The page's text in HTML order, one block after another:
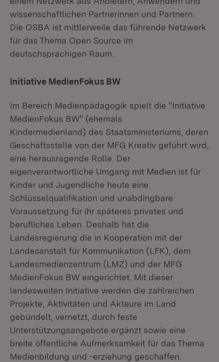
wissenschaftlichen Partnerinnen und Partnern.
Die OSBA ist mittlerweile das führende Netzwerk
für das Thema Open Source im
deutschsprachigen Raum.
Initiative MedienFokus BW
Im Bereich Medienpädagogik spielt die "Initiative
MedienFokus BW" (ehemals
Kindermedienland) des Staatsministeriums, deren
Geschäftsstelle von der MFG Kreativ geführt wird,
eine herausragende Rolle. Der
eigenverantwortliche Umgang mit Medien ist für
Kinder und Jugendliche heute eine
Schlüsselqualifikation und unabdingbare
Voraussetzung für ihr späteres privates und
berufliches Leben. Deshalb hat die
Landesregierung die in Kooperation mit der
Landesanstalt für Kommunikation (LFK), dem
Landesmedienzentrum (LMZ) und der MFG
MedienFokus BW eingerichtet. Mit dieser
landesweiten Initiative werden die zahlreichen
Projekte, Aktivitäten und Akteure im Land
gebündelt, vernetzt, durch feste
Unterstützungsangebote ergänzt sowie eine
breite öffentliche Aufmerksamkeit für das Thema
Medienbildung und -erziehung geschaffen.